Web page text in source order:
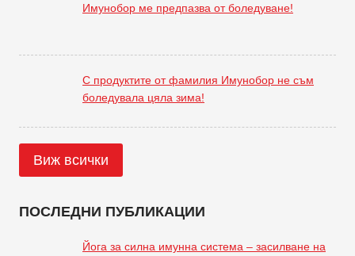
Имунобор ме предпазва от боледуване!
С продуктите от фамилия Имунобор не съм
боледувала цяла зима!
Виж всички
ПОСЛЕДНИ ПУБЛИКАЦИИ
Йога за силна имунна система – засилване на